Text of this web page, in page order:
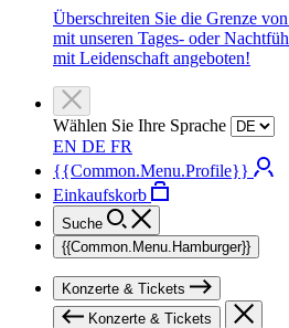
Überschreiten Sie die Grenze
mit unseren Tages- oder
mit Leidenschaft angeboten!
Wählen Sie Ihre Sprache
EN DE FR
{{Common.Menu.Profile}}
Einkaufskorb
Suche
{{Common.Menu.Hamburger}}
Konzerte & Tickets
Konzerte & Tickets